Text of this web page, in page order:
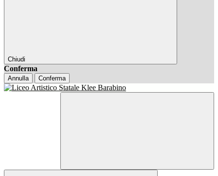
Chiudi
Conferma
Annulla Conferma